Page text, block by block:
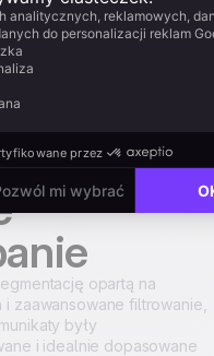
i
opartą na
i zaawansowane filtrowanie,
były
i idealnie dopasowane